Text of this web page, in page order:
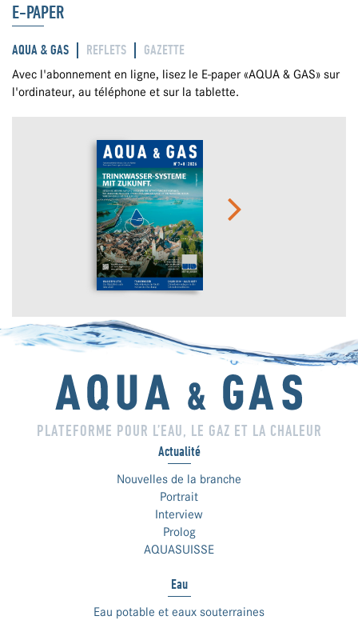
E-PAPER
AQUA & GAS REFLETS GAZETTE
Avec l'abonnement en ligne, lisez le E-paper «AQUA & GAS» sur
l'ordinateur, au téléphone et sur la tablette.
PLATEFORME POUR L’EAU, LE GAZ ET LA CHALEUR
Actualité
Nouvelles de la branche
Portrait
Interview
Prolog
AQUASUISSE
Eau
Eau potable et eaux souterraines